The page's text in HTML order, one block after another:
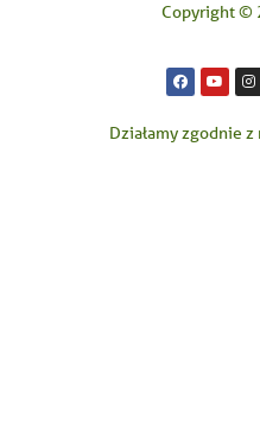
Copyright ©
Działamy zgodnie z